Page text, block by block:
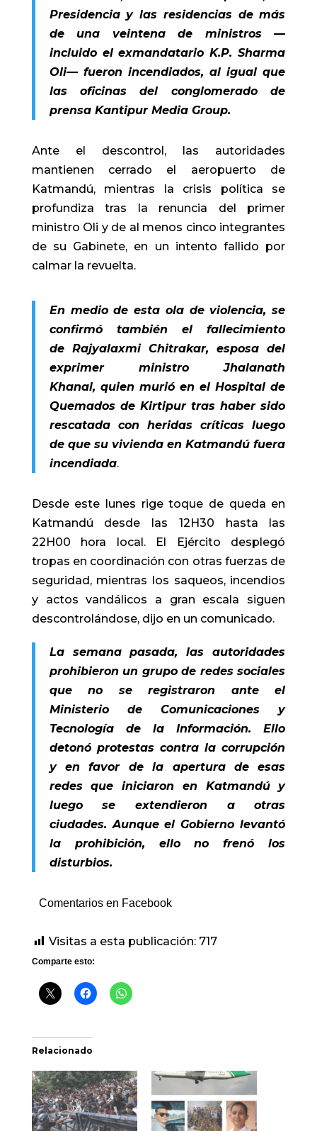
Presidencia y las residencias de más
de una veintena de ministros —
incluido el exmandatario K.P. Sharma
Oli— fueron incendiados, al igual que
las oficinas del conglomerado de
prensa Kantipur Media Group.
Ante el descontrol, las autoridades
mantienen cerrado el aeropuerto de
Katmandú, mientras la crisis política se
profundiza tras la renuncia del primer
ministro Oli y de al menos cinco integrantes
de su Gabinete, en un intento fallido por
calmar la revuelta.
En medio de esta ola de violencia, se
confirmó también el fallecimiento
de Rajyalaxmi Chitrakar, esposa del
exprimer ministro Jhalanath
Khanal, quien murió en el Hospital de
Quemados de Kirtipur tras haber sido
rescatada con heridas críticas luego
de que su vivienda en Katmandú fuera
incendiada.
Desde este lunes rige toque de queda en
Katmandú desde las 12H30 hasta las
22H00 hora local. El Ejército desplegó
tropas en coordinación con otras fuerzas de
seguridad, mientras los saqueos, incendios
y actos vandálicos a gran escala siguen
descontrolándose, dijo en un comunicado.
La semana pasada, las autoridades
prohibieron un grupo de redes sociales
que no se registraron ante el
Ministerio de Comunicaciones y
Tecnología de la Información. Ello
detonó protestas contra la corrupción
y en favor de la apertura de esas
redes que iniciaron en Katmandú y
luego se extendieron a otras
ciudades. Aunque el Gobierno levantó
la prohibición, ello no frenó los
disturbios.
Comentarios en Facebook
Visitas a esta publicación: 717
Comparte esto:
Relacionado